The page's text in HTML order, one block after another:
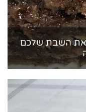
את השבת שלכם